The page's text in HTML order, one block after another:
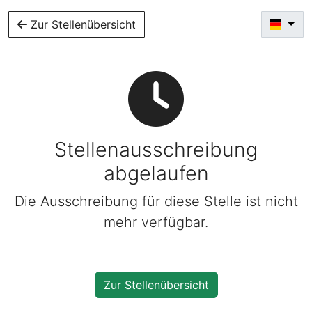
Zur Stellenübersicht
Stellenausschreibung
abgelaufen
Die Ausschreibung für diese Stelle ist nicht
mehr verfügbar.
Zur Stellenübersicht